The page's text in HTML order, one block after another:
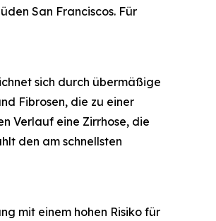
San Franciscos. Für
sich durch übermäßige
Fibrosen, die zu einer
Verlauf eine Zirrhose, die
den am schnellsten
mit einem hohen Risiko für